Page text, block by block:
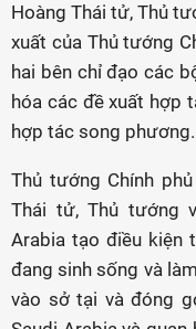
Hoàng Thái tử, Thủ
xuất của Thủ tướng
hai bên chỉ đạo các
hóa các đề xuất hợp
hợp tác song phương.
Thủ tướng Chính
Thái tử, Thủ tướng
Arabia tạo điều kiện
đang sinh sống và
vào sở tại và đóng